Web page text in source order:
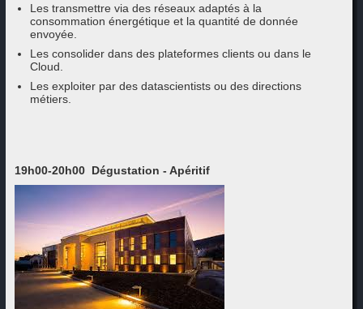
Les transmettre via des réseaux adaptés à la
consommation énergétique et la quantité de donnée
envoyée.
Les consolider dans des plateformes clients ou dans le
Cloud.
Les exploiter par des datascientists ou des directions
métiers.
19h00-20h00 Dégustation - Apéritif